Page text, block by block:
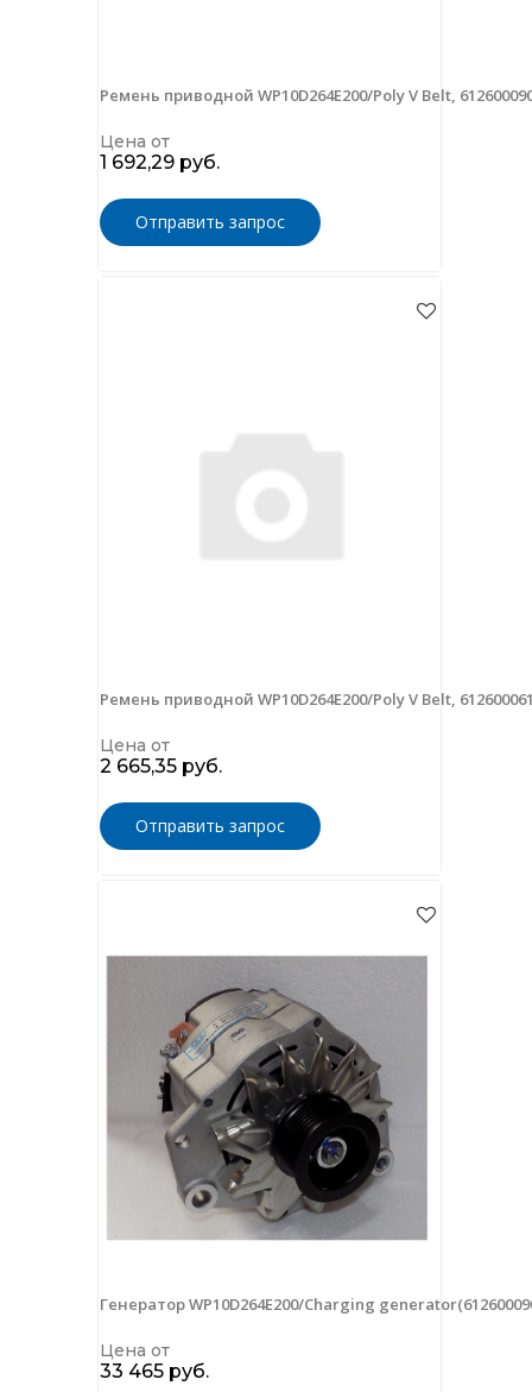
Ремень приводной WP10D264E200/Poly V Belt,
Цена от
1 692,29 руб.
Отправить запрос
Ремень приводной WP10D264E200/Poly V Belt,
Цена от
2 665,35 руб.
Отправить запрос
Генератор WP10D264E200/Charging
Цена от
33 465 руб.